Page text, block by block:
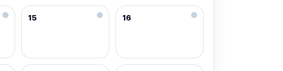
15 16